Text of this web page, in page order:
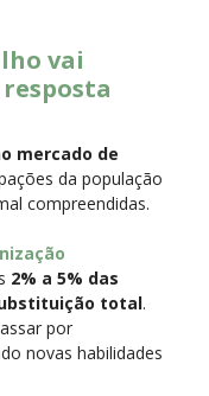
vai
mercado de
da população
compreendidas.
2% a 5% das
total.
por
novas habilidades